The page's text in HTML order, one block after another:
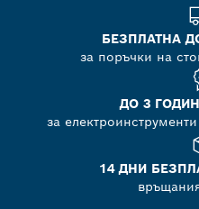
БЕЗПЛАТНА
за поръчки на
ДО 3
за
14 ДНИ